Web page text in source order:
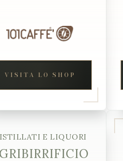
VISITA LO SHOP
E LIQUORI